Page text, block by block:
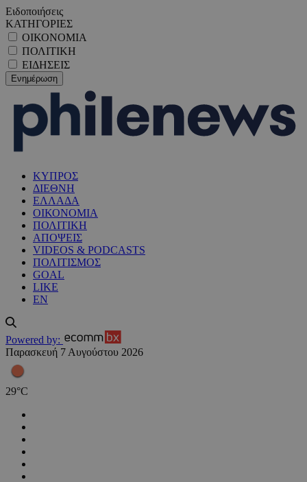
Ειδοποιήσεις
ΚΑΤΗΓΟΡΙΕΣ
ΟΙΚΟΝΟΜΙΑ
ΠΟΛΙΤΙΚΗ
ΕΙΔΗΣΕΙΣ
ΚΥΠΡΟΣ
ΔΙΕΘΝΗ
ΕΛΛΑΔΑ
ΟΙΚΟΝΟΜΙΑ
ΠΟΛΙΤΙΚΗ
ΑΠΟΨΕΙΣ
VIDEOS & PODCASTS
ΠΟΛΙΤΙΣΜΟΣ
GOAL
LIKE
EN
Powered by:
Παρασκευή 7 Αυγούστου 2026
29°C